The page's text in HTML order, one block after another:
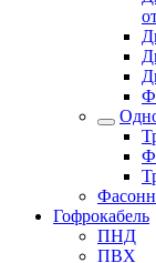
Гофрокабель
ПНД
ПВХ